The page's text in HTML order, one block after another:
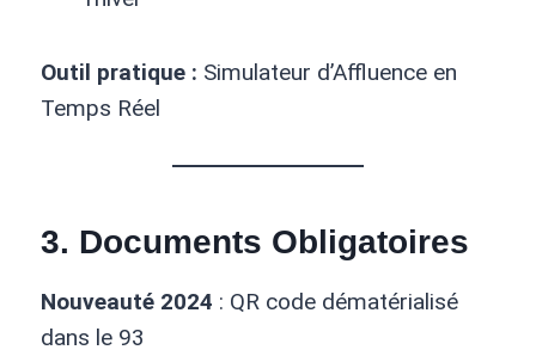
Outil pratique : Simulateur d’Affluence en
Temps Réel
3. Documents Obligatoires
Nouveauté 2024 : QR code dématérialisé
dans le 93